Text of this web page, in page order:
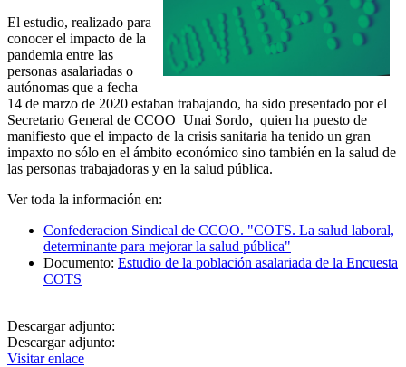
El estudio, realizado para
conocer el impacto de la
pandemia entre las
personas asalariadas o
autónomas que a fecha
14 de marzo de 2020 estaban trabajando, ha sido presentado por el
Secretario General de CCOO Unai Sordo, quien ha puesto de
manifiesto que el impacto de la crisis sanitaria ha tenido un gran
impaxto no sólo en el ámbito económico sino también en la salud de
las personas trabajadoras y en la salud pública.
Ver toda la información en:
Confederacion Sindical de CCOO. "COTS. La salud laboral,
determinante para mejorar la salud pública"
Documento: Estudio de la población asalariada de la Encuesta
COTS
Descargar adjunto:
Descargar adjunto:
Visitar enlace